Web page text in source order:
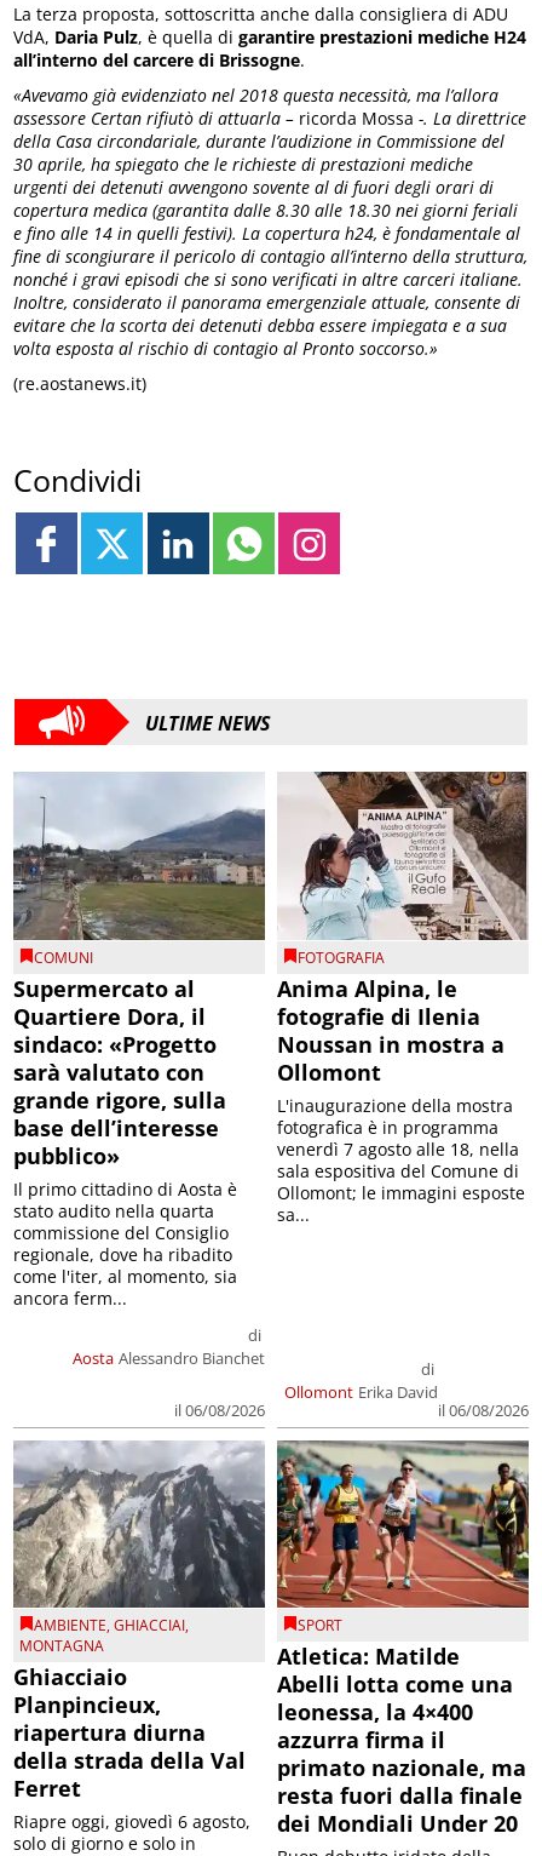
La terza proposta, sottoscritta anche dalla consigliera di ADU
VdA, Daria Pulz, è quella digarantire prestazioni mediche H24
all’interno del carcere di Brissogne.
«Avevamo già evidenziato nel 2018 questa necessità,ma l’allora
assessore Certan rifiutò di attuarla – ricorda Mossa-. La direttrice
della Casa circondariale, durante l’audizione in Commissione del
30 aprile, ha spiegato che le richieste di prestazioni mediche
urgenti dei detenuti avvengono sovente al di fuori degli orari di
copertura medica (garantita dalle 8.30 alle 18.30 nei giorni feriali
e fino alle 14 in quelli festivi). La copertura h24, è fondamentale al
fine di scongiurare il pericolo di contagio all’interno della struttura,
nonché i gravi episodi che si sono verificati in altre carceri italiane.
Inoltre, considerato il panorama emergenziale attuale, consente di
evitare che la scorta dei detenuti debba essere impiegata e a sua
volta esposta al rischio di contagio al Pronto soccorso.»
(re.aostanews.it)
Condividi
ULTIME NEWS
COMUNI
Supermercato al
Quartiere Dora, il
sindaco: «Progetto
sarà valutato con
grande rigore, sulla
base dell’interesse
pubblico»
Aosta
di
Alessandro Bianchet
il 06/08/2026
Il primo cittadino di Aosta è
stato audito nella quarta
commissione del Consiglio
regionale, dove ha ribadito
come l'iter, al momento, sia
ancora ferm...
FOTOGRAFIA
Anima Alpina, le
fotografie di Ilenia
Noussan in mostra a
Ollomont
Ollomont
di
Erika David
il 06/08/2026
L'inaugurazione della mostra
fotografica è in programma
venerdì 7 agosto alle 18, nella
sala espositiva del Comune di
Ollomont; le immagini esposte
sa...
AMBIENTE,GHIACCIAI,
MONTAGNA
Ghiacciaio
Planpincieux,
riapertura diurna
della strada della Val
Ferret
Riapre oggi, giovedì 6 agosto,
solo di giorno e solo in
SPORT
Atletica: Matilde
Abelli lotta come una
leonessa, la 4×400
azzurra firma il
primato nazionale, ma
resta fuori dalla finale
dei Mondiali Under 20